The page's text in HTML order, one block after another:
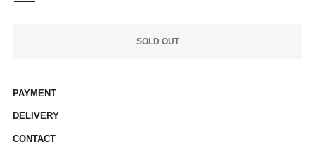
SOLD OUT
PAYMENT
DELIVERY
CONTACT